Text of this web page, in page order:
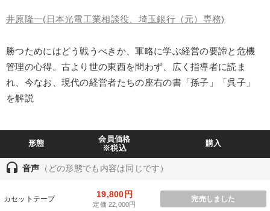
【6月】音声・映像
全国経営者セミナー収録〈売れ筋・人気〉音声＆動画20選
業種
卸売・小売・飲食業 建設・不動産業
井原隆一(日本光電工業相談役、埼玉銀行（元）専務)
勝つためにはどう戦うべきか、軍略に学ぶ経営の要諦と危機
管理の心得。古より世の東西を問わず、広く指導者に読ま
れ、今なお、現代の経営者たちの座右の書「孫子」「呉子」
を解説
形態
会員価格
※税込
購入
headset 音声 （どの形態でも内容は同じです）
カセットテープ 19,800円
定価 22,000円
完売しました